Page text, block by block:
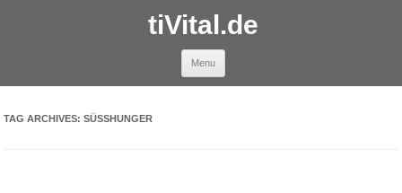
tiVital.de
Menu
TAG ARCHIVES:SÜSSHUNGER